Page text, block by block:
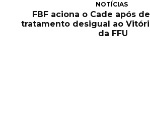
NOTÍCIAS
FBF aciona o Cade após
tratamento desigual ao
da FFU